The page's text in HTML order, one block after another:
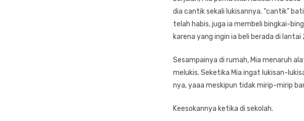
dia cantik sekali lukisannya. “cantik”
telah habis, juga ia membeli bingkai-
karena yang ingin ia beli berada di lantai
Sesampainya di rumah, Mia menaruh
melukis. Seketika Mia ingat lukisan-
nya, yaaa meskipun tidak mirip-mirip
Keesokannya ketika di sekolah.